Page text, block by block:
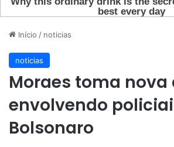
Início / noticias
noticias
Moraes toma nova
envolvendo
Bolsonaro